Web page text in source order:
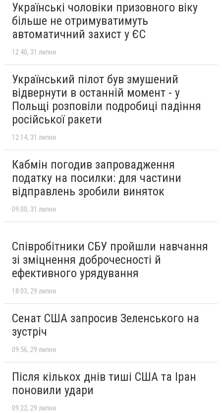
Українські чоловіки призовного віку
більше не отримуватимуть
автоматичний захист у ЄС
12:40 31 липня
Український пілот був змушений
відвернути в останній момент - у
Польщі розповіли подробиці падіння
російської ракети
12:14 31 липня
Кабмін погодив запровадження
податку на посилки: для частини
відправлень зробили виняток
09:00 31 липня
Співробітники СБУ пройшли навчання
зі зміцнення доброчесності й
ефективного урядування
18:03 29 липня
Сенат США запросив Зеленського на
зустріч
09:56 29 липня
Після кількох днів тиші США та Іран
поновили удари
09:22 29 липня